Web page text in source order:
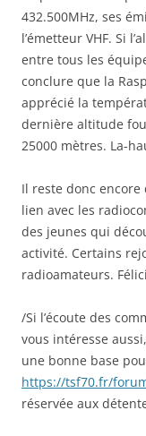
432.500MHz, ses
l’émetteur VHF. Si
entre tous les
conclure que la
apprécié la
dernière altitude
25000 mètres. La-
Il reste donc
lien avec les
des jeunes qui
activité. Certains
radioamateurs.
/Si l’écoute des
vous intéresse
une bonne base
https://tsf70.fr/
réservée aux